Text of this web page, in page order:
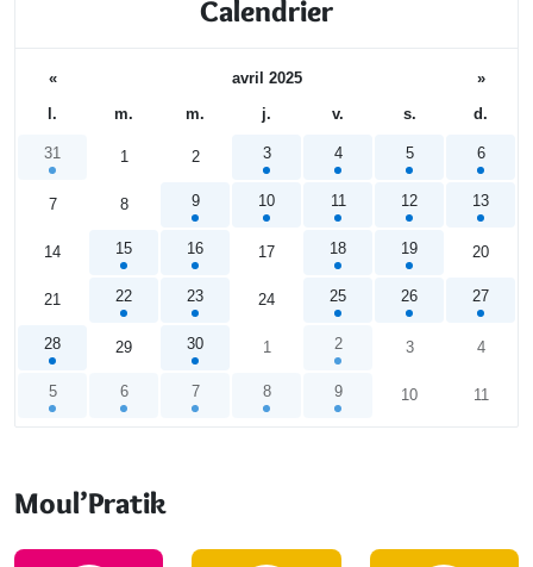
Calendrier
« avril 2025
»
l.
m. m. j. v. s. d.
31 1 2 3 4 5 6
7 8 9 10 11 12 13
14 15 16 17 18 19 20
21 22 23 24 25 26 27
28 29 30 1 2 3 4
5 6 7 8 9 10 11
Moul’Pratik